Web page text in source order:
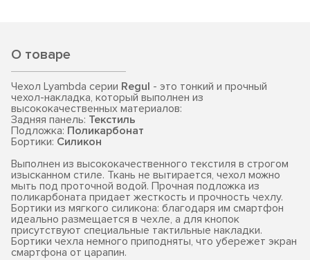
О товаре
Чехол Lyambda серии Regul - это тонкий и прочный
чехол-накладка, который выполнен из
высококачественных материалов:
Задняя панель: Текстиль
Подложка: Поликарбонат
Бортики: Силикон
Выполнен из высококачественного текстиля в строгом
изысканном стиле. Ткань не вытирается, чехол можно
мыть под проточной водой. Прочная подложка из
поликарбоната придает жесткость и прочность чехлу.
Бортики из мягкого силикона: благодаря им смартфон
идеально размещается в чехле, а для кнопок
присутствуют специальные тактильные накладки.
Бортики чехла немного приподняты, что убережет экран
смартфона от царапин.